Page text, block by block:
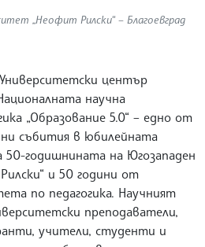
„Неофит Рилски“ – Благоевград
център
научна
„Образование 5.0“ – едно от
събития в юбилейната
50-годишнината на Югозападен
и 50 години от
по педагогика. Научният
преподаватели,
учители, студенти и